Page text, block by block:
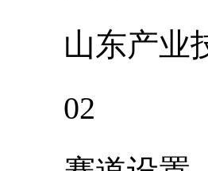
山东产业技
02